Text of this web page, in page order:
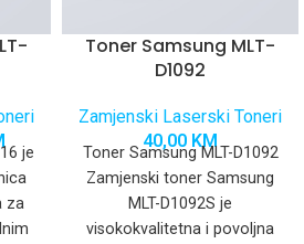
je
za
Toner Samsung MLT-
D1092
Zamjenski Laserski Toneri
40,00 KM
Toner Samsung MLT-D1092
Zamjenski toner Samsung
MLT-D1092S je
visokokvalitetna i povoljna